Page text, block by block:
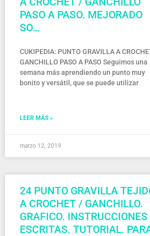
PASO A PASO. MEJORADO
SO…
CUKIPEDIA: PUNTO GRAVILLA A
GANCHILLO PASO A PASO Seguimos una
semana más aprendiendo un punto muy
bonito y versátil, que se puede utilizar
LEER MÁS »
marzo 12, 2019
24 PUNTO GRAVILLA
A CROCHET / GANCHILLO.
GRAFICO. INSTRUCCIONES
ESCRITAS. TUTORIAL.